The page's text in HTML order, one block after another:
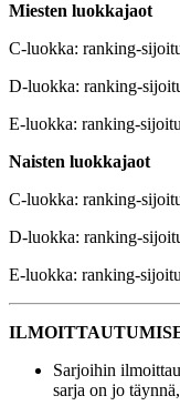
Miesten luokkajaot
C-luokka: ranking-
D-luokka: ranking-
E-luokka: ranking-
Naisten luokkajaot
C-luokka: ranking-
D-luokka: ranking-
E-luokka: ranking-
Sarjoihin
sarja on jo